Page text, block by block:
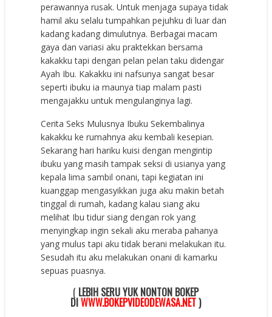
perawannya rusak. Untuk menjaga supaya tidak
hamil aku selalu tumpahkan pejuhku di luar dan
kadang kadang dimulutnya. Berbagai macam
gaya dan variasi aku praktekkan bersama
kakakku tapi dengan pelan pelan taku didengar
Ayah Ibu. Kakakku ini nafsunya sangat besar
seperti ibuku ia maunya tiap malam pasti
mengajakku untuk mengulanginya lagi.
Cerita Seks Mulusnya Ibuku Sekembalinya
kakakku ke rumahnya aku kembali kesepian.
Sekarang hari hariku kuisi dengan mengintip
ibuku yang masih tampak seksi di usianya yang
kepala lima sambil onani, tapi kegiatan ini
kuanggap mengasyikkan juga aku makin betah
tinggal di rumah, kadang kalau siang aku
melihat Ibu tidur siang dengan rok yang
menyingkap ingin sekali aku meraba pahanya
yang mulus tapi aku tidak berani melakukan itu.
Sesudah itu aku melakukan onani di kamarku
sepuas puasnya.
( LEBIH SERU YUK NONTON BOKEP
DIWWW.BOKEPVIDEODEWASA.NET)